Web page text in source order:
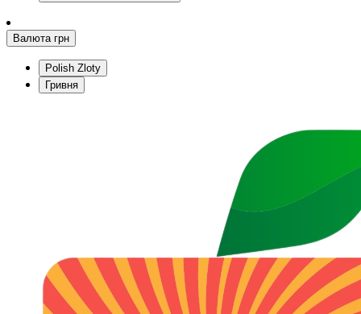
Валюта грн
Polish Zloty
Гривня